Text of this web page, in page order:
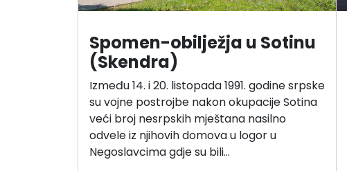
Spomen-obilježja u Sotinu
(Skendra)
Između 14. i 20. listopada 1991. godine srpske
su vojne postrojbe nakon okupacije Sotina
veći broj nesrpskih mještana nasilno
odvele iz njihovih domova u logor u
Negoslavcima gdje su bili…